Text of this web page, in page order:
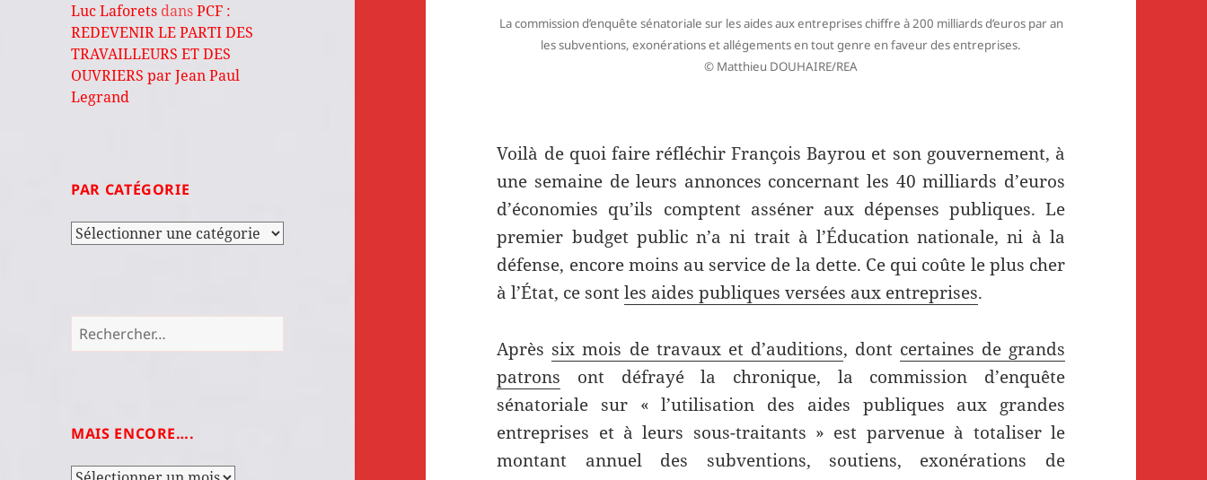
Luc Laforets dansPCF :
REDEVENIR LE PARTI DES
TRAVAILLEURS ET DES
OUVRIERS par Jean Paul
Legrand
PAR CATÉGORIE
Par
Rechercher :
MAIS ENCORE….
Mais
La commission d’enquête sénatoriale sur les aides aux entreprises chiffre à 200 milliards d’euros par an
les subventions, exonérations et allégements en tout genre en faveur des entreprises.
© Matthieu DOUHAIRE/REA
Voilà de quoi faire réfléchir François Bayrou et son gouvernement, à
une semaine de leurs annonces concernant les 40 milliards d’euros
d’économies qu’ils comptent asséner aux dépenses publiques. Le
premier budget public n’a ni trait à l’Éducation nationale, ni à la
défense, encore moins au service de la dette. Ce qui coûte le plus cher
à l’État, ce sontles aides publiques versées aux entreprises.
Après six mois de travaux et d’auditions, dont certaines de grands
patrons ont défrayé la chronique, la commission d’enquête
sénatoriale sur « l’utilisation des aides publiques aux grandes
entreprises et à leurs sous-traitants » est parvenue à totaliser le
montant annuel des subventions, soutiens, exonérations de